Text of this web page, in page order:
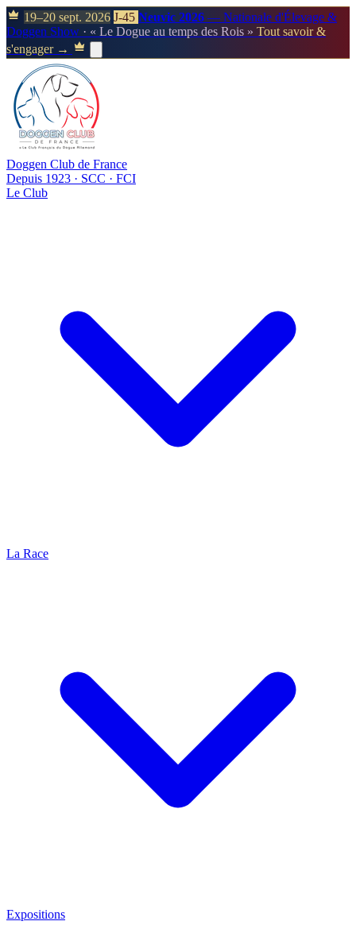
19–20 sept. 2026 J-45 Neuvic 2026 — Nationale d'Élevage &
Doggen Show · « Le Dogue au temps des Rois » Tout savoir &
s'engager →
Doggen Club de France
Depuis 1923 · SCC · FCI
Le Club
La Race
Expositions